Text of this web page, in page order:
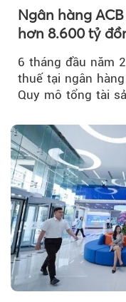
Ngân hàng
hơn 8.600 tỷ
6 tháng đầu năm
thuế tại ngân
Quy mô tổng tài